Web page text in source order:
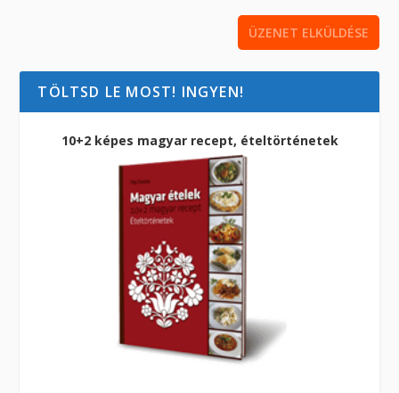
TÖLTSD LE MOST! INGYEN!
10+2 képes magyar recept, ételtörténetek